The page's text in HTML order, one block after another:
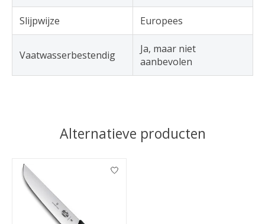
Slijpwijze Europees
Vaatwasserbestendig
Ja, maar niet
aanbevolen
Alternatieve producten
Items van productcarrousel